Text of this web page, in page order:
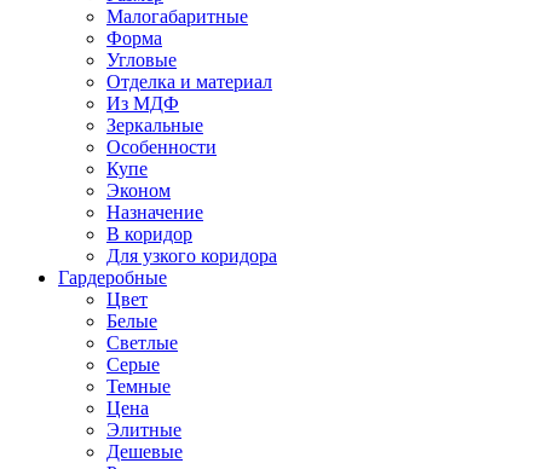
Малогабаритные
Форма
Угловые
Отделка и материал
Из МДФ
Зеркальные
Особенности
Купе
Эконом
Назначение
В коридор
Для узкого коридора
Гардеробные
Цвет
Белые
Светлые
Серые
Темные
Цена
Элитные
Дешевые